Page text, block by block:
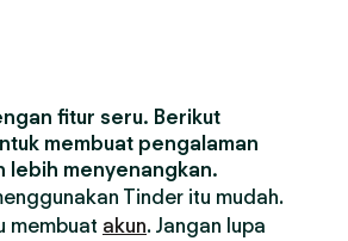
fitur seru. Berikut
membuat pengalaman
lebih menyenangkan.
Tinder itu mudah.
membuat akun. Jangan lupa